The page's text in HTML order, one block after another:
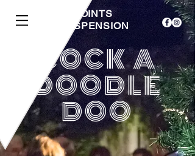
LES 3 POINTS
DE SUSPENSION
COCK A
DOODLE
DOO